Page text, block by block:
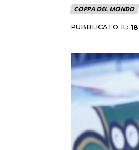
COPPA DEL MONDO
PUBBLICATO IL: